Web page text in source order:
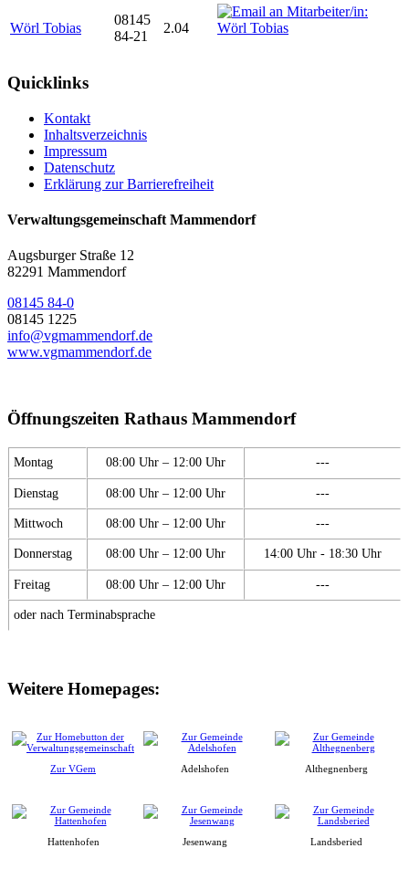
Wörl Tobias
08145
84-21
2.04
Quicklinks
Kontakt
Inhaltsverzeichnis
Impressum
Datenschutz
Erklärung zur Barrierefreiheit
Verwaltungsgemeinschaft Mammendorf
Augsburger Straße 12
82291 Mammendorf
08145 84-0
08145 1225
info@vgmammendorf.de
www.vgmammendorf.de
Öffnungszeiten Rathaus Mammendorf
Montag 08:00 Uhr – 12:00 Uhr ---
Dienstag 08:00 Uhr – 12:00 Uhr ---
Mittwoch 08:00 Uhr – 12:00 Uhr ---
Donnerstag 08:00 Uhr – 12:00 Uhr 14:00 Uhr - 18:30 Uhr
Freitag 08:00 Uhr – 12:00 Uhr ---
oder nach Terminabsprache
Weitere Homepages:
Zur VGem Adelshofen Althegnenberg
Hattenhofen Jesenwang Landsberied